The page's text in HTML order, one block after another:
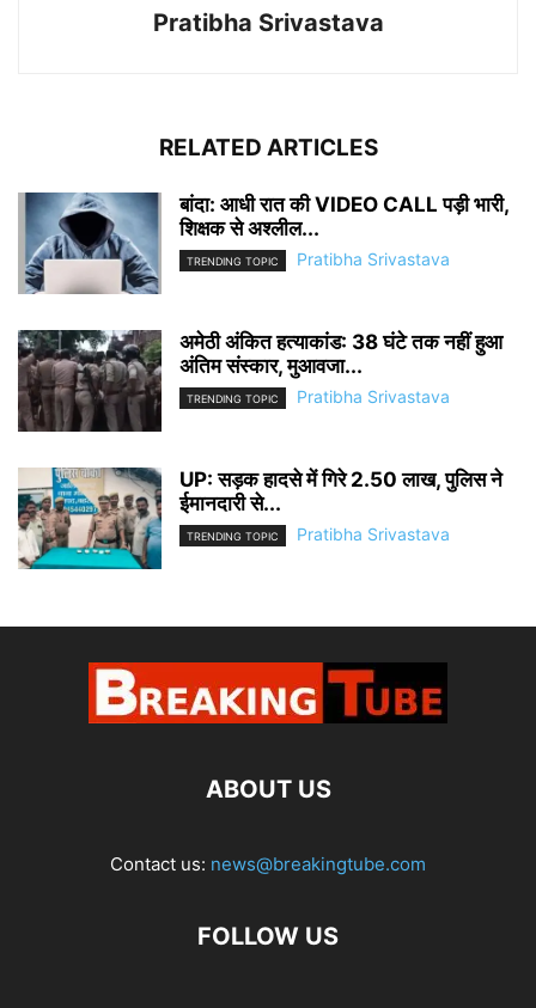
Pratibha Srivastava
RELATED ARTICLES
बांदा: आधी रात की VIDEO CALL पड़ी भारी,
शिक्षक से अश्लील...
TRENDING TOPIC Pratibha Srivastava
अमेठी अंकित हत्याकांड: 38 घंटे तक नहीं हुआ
अंतिम संस्कार, मुआवजा...
TRENDING TOPIC Pratibha Srivastava
UP: सड़क हादसे में गिरे 2.50 लाख, पुलिस ने
ईमानदारी से...
TRENDING TOPIC Pratibha Srivastava
ABOUT US
Contact us: news@breakingtube.com
FOLLOW US